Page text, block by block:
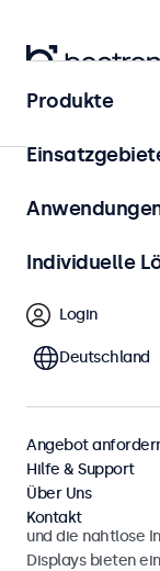
Zutrittskontrolle
Displays für
Identifikation
Monitore und
und die nahtlose
Displays bieten
Produkte
Individuelle
Login
Deutschland
Angebot
Hilfe & Support
Über Uns
Kontakt